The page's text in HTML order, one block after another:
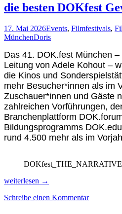
Kulturfestival
StuStaCulum
startet
Anfang
die besten DOKfest
17. Mai 2026Events, Filmfestivals,
MünchenDoris
Das 41. DOK.fest München
Leitung von Adele Kohout –
die Kinos und
mehr Besucher*innen als im
Zuschauer*innen und Gäste
zahlreichen Vorführungen,
Branchenplattform
Bildungsprogramms
rund 4.500 mehr als im
DOKfest_THE_NARRATIVE
die
DOKfest
weiterlesen →
Schreibe einen Kommentar